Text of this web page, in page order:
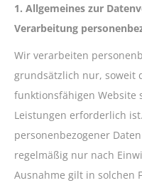
1. Allgemeines zur
Verarbeitung
Wir verarbeiten
grundsätzlich nur, soweit
funktionsfähigen Website
Leistungen erforderlich
personenbezogener
regelmäßig nur nach
Ausnahme gilt in solchen